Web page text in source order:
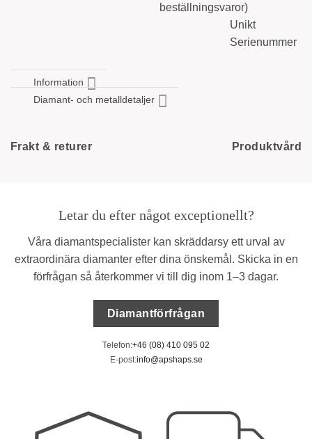
beställningsvaror)
Unikt
Serienummer
Information
Diamant- och metalldetaljer
Frakt & returer Produktvård
Letar du efter något exceptionellt?
Våra diamantspecialister kan skräddarsy ett urval av
extraordinära diamanter efter dina önskemål. Skicka in en
förfrågan så återkommer vi till dig inom 1–3 dagar.
Diamantförfrågan
Telefon:+46 (08) 410 095 02
E-post:info@apshaps.se